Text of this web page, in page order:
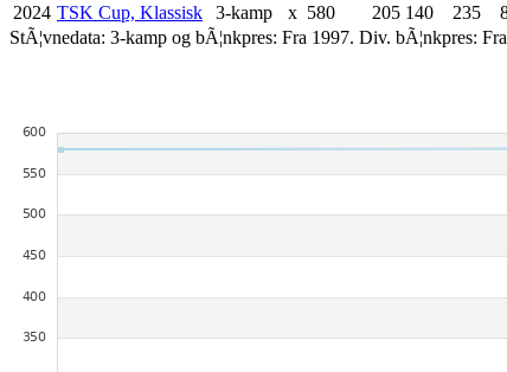
2024 TSK Cup, Klassisk 3-kamp x 580 205 140 235
StÃ¦vnedata: 3-kamp og bÃ¦nkpres: Fra 1997. Div. bÃ¦nkpres: